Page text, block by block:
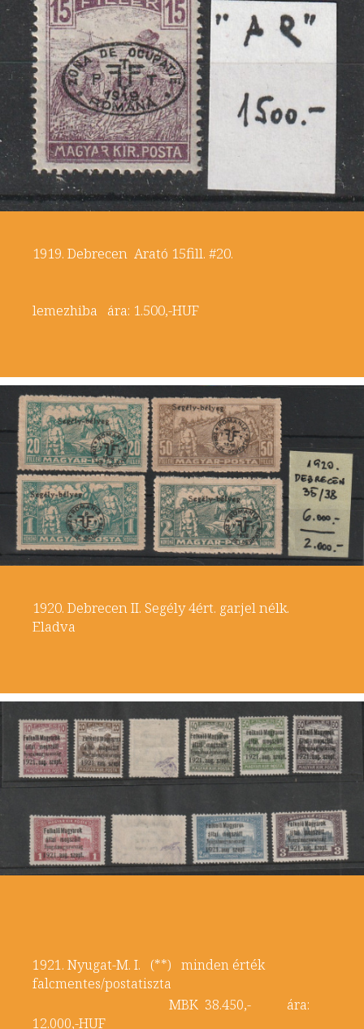
1919. Debrecen Arató 15fill. #20.
lemezhiba ára: 1.500,-HUF
1920. Debrecen II. Segély 4ért. gar.jel nélk.
Eladva
1921. Nyugat-M. I. (**) minden érték
falcmentes/postatiszta
MBK 38.450,- ára:
12.000,-HUF